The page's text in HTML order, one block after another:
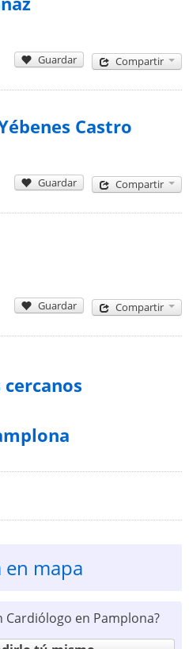
Guardar Compartir
Castro
Guardar Compartir
Guardar Compartir
en mapa
Cardiólogo en Pamplona?